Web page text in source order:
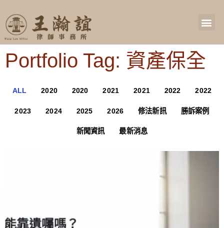
Portfolio Tag: 資產保全
ALL 2020 2020 2021 2021 2022 2022
2023 2024 2025 2026 修法新訊 勝訴案例
新聞資訊 最新消息